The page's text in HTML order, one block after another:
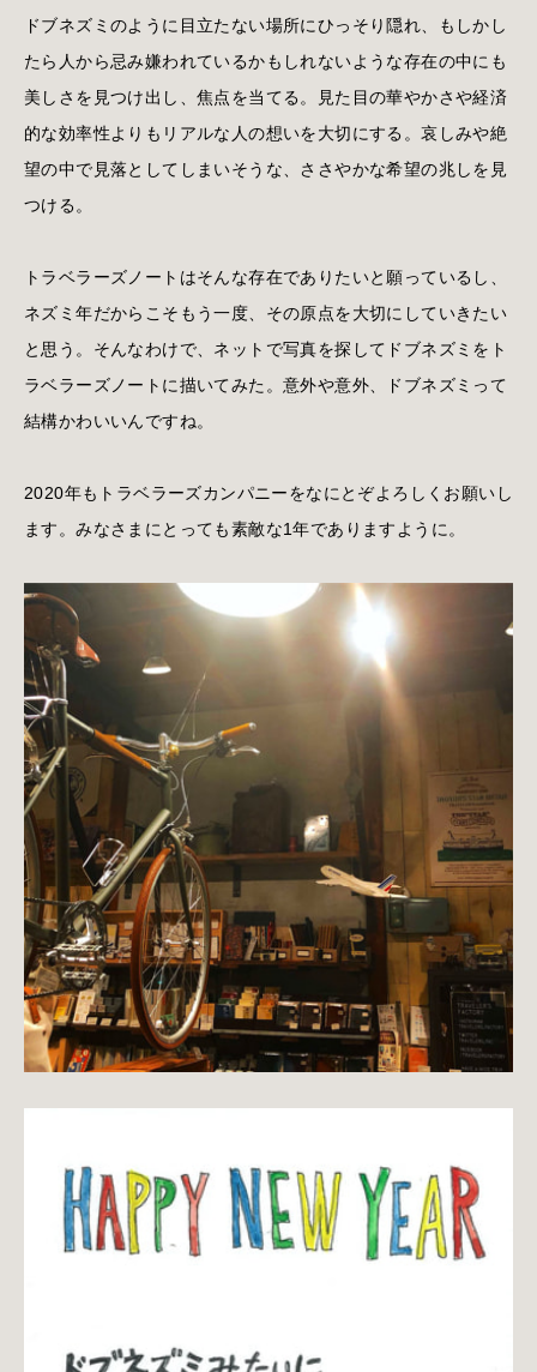
ドブネズミのように目立たない場所にひっそり隠れ、もしかし
たら人から忌み嫌われているかもしれないような存在の中にも
美しさを見つけ出し、焦点を当てる。見た目の華やかさや経済
的な効率性よりもリアルな人の想いを大切にする。哀しみや絶
望の中で見落としてしまいそうな、ささやかな希望の兆しを見
つける。
トラベラーズノートはそんな存在でありたいと願っているし、
ネズミ年だからこそもう一度、その原点を大切にしていきたい
と思う。そんなわけで、ネットで写真を探してドブネズミをト
ラベラーズノートに描いてみた。意外や意外、ドブネズミって
結構かわいいんですね。
2020年もトラベラーズカンパニーをなにとぞよろしくお願いし
ます。みなさまにとっても素敵な1年でありますように。